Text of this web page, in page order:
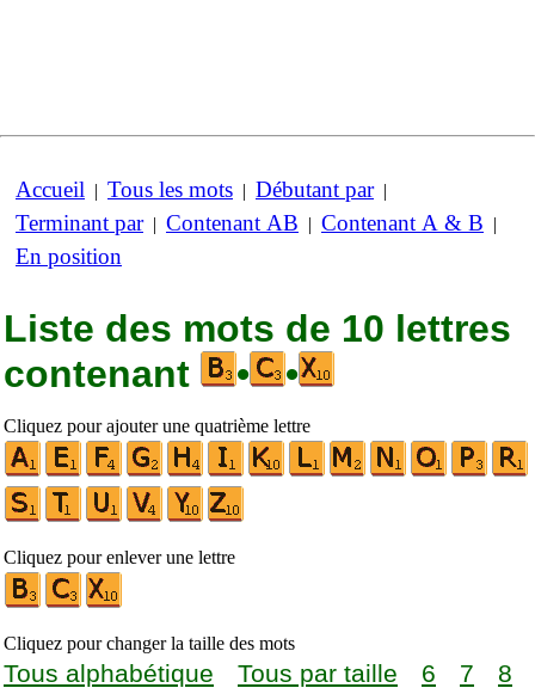
Accueil | Tous les mots | Débutant par|
Terminant par| Contenant AB | Contenant A & B |
En position
Liste des mots de 10 lettres
contenant
• •
Cliquez pour ajouter une quatrième lettre
Cliquez pour enlever une lettre
Cliquez pour changer la taille des mots
Tous alphabétique Tous par taille 6 7
8